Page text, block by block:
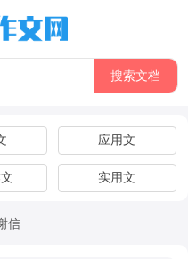
应用文
实用文
信